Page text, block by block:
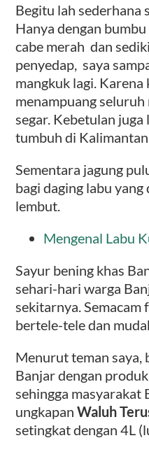
Begitu lah sederhana
Hanya dengan
cabe merah dan
penyedap, saya
mangkuk lagi. Karena
menampuang
segar. Kebetulan
tumbuh di Kalimantan
Sementara jagung
bagi daging labu
lembut.
Mengenal Labu
Sayur bening khas
sehari-hari warga
sekitarnya. Semacam f
bertele-tele dan
Menurut teman saya,
Banjar dengan
sehingga
ungkapanWaluh
setingkat dengan 4L